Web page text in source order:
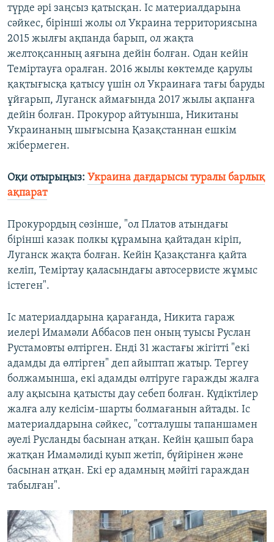
түрде әрі заңсыз қатысқан. Іс материалдарына
сәйкес, бірінші жолы ол Украина территориясына
2015 жылғы ақпанда барып, ол жақта
желтоқсанның аяғына дейін болған. Одан кейін
Теміртауға оралған. 2016 жылы көктемде қарулы
қақтығысқа қатысу үшін ол Украинаға тағы баруды
ұйғарып, Луганск аймағында 2017 жылы ақпанға
дейін болған. Прокурор айтуынша, Никитаны
Украинаның шығысына Қазақстаннан ешкім
жібермеген.
Оқи отырыңыз: Украина дағдарысы туралы барлық
ақпарат
Прокурордың сөзінше, "ол Платов атындағы
бірінші казак полкы құрамына қайтадан кіріп,
Луганск жақта болған. Кейін Қазақстанға қайта
келіп, Теміртау қаласындағы автосервисте жұмыс
істеген".
Іс материалдарына қарағанда, Никита гараж
иелері Имамәли Аббасов пен оның туысы Руслан
Рустамовты өлтірген. Енді 31 жастағы жігітті "екі
адамды да өлтірген" деп айыптап жатыр. Тергеу
болжамынша, екі адамды өлтіруге гаражды жалға
алу ақысына қатысты дау себеп болған. Күдіктілер
жалға алу келісім-шарты болмағанын айтады. Іс
материалдарына сәйкес, "сотталушы тапаншамен
әуелі Русланды басынан атқан. Кейін қашып бара
жатқан Имамәлиді қуып жетіп, бүйірінен және
басынан атқан. Екі ер адамның мәйіті гараждан
табылған".